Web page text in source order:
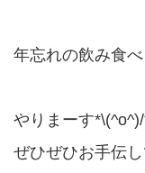
年忘れの飲み食
やりまーす
ぜひぜひお手伝